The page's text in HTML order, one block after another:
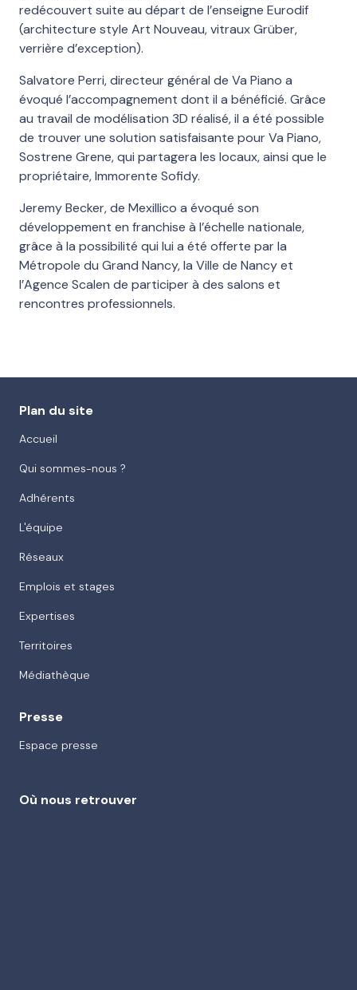
redécouvert suite au départ de l’enseigne Eurodif
(architecture style Art Nouveau, vitraux Grüber,
verrière d’exception).
Salvatore Perri, directeur général de Va Piano a
évoqué l’accompagnement dont il a bénéficié. Grâce
au travail de modélisation 3D réalisé, il a été possible
de trouver une solution satisfaisante pour Va Piano,
Sostrene Grene, qui partagera les locaux, ainsi que le
propriétaire, Immorente Sofidy.
Jeremy Becker, de Mexillico a évoqué son
développement en franchise à l’échelle nationale,
grâce à la possibilité qui lui a été offerte par la
Métropole du Grand Nancy, la Ville de Nancy et
l’Agence Scalen de participer à des salons et
rencontres professionnels.
Plan du site
Accueil
Qui sommes-nous ?
Adhérents
L'équipe
Réseaux
Emplois et stages
Expertises
Territoires
Médiathèque
Presse
Espace presse
Où nous retrouver